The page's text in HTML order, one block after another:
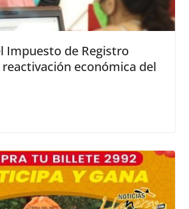
Impuesto de Registro
reactivación económica del